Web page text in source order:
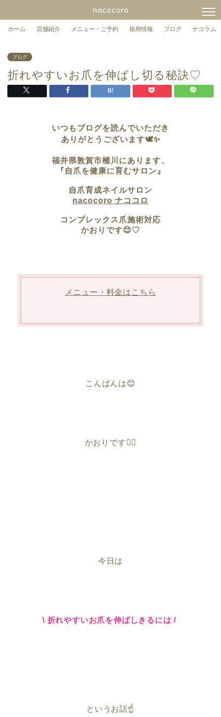
nacocoro
ホーム 店舗紹介 メニュー・ご予約 採用情報 ブログ ナコラム
ブログ
折れやすいお爪を伸ばし切る秘訣♡
いつもブログを読んでいただき
ありがとうございます🕊✨
福井県敦賀市櫛川にあります、
『自爪を健康に育むサロン』
自爪育成ネイルサロン
nacocoro ナココロ
コンプレックス爪施術対応
かおりです😊♡
メニュー・料金はこちら
こんばんは😊
かおりです🙇‍♀️
今日は
\ 折れやすいお爪を伸ばしきるには /
というお話☝️